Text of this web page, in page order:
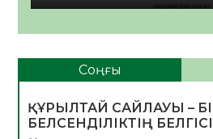
Соңғы
ҚҰРЫЛТАЙ САЙЛАУЫ –
БЕЛСЕНДІЛІКТІҢ БЕЛГІСІ